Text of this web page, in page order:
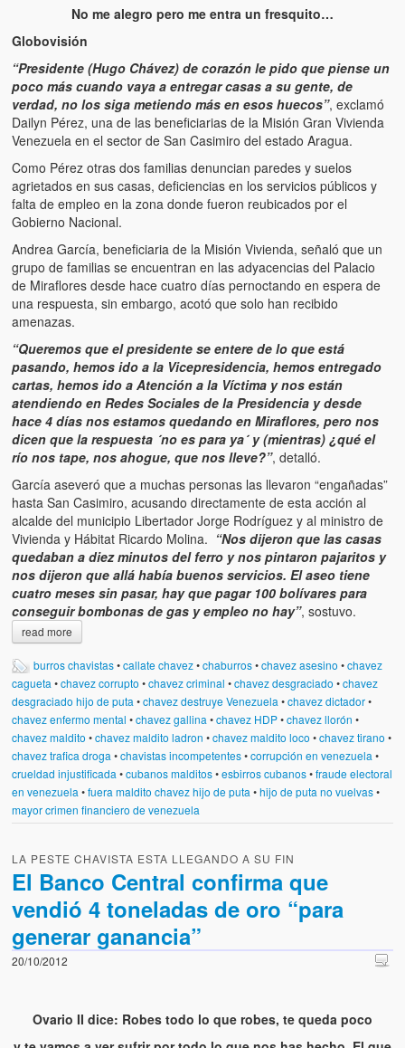
No me alegro pero me entra un fresquito…
Globovisión
“Presidente (Hugo Chávez) de corazón le pido que piense un
poco más cuando vaya a entregar casas a su gente, de
verdad, no los siga metiendo más en esos huecos”, exclamó
Dailyn Pérez, una de las beneficiarias de la Misión Gran Vivienda
Venezuela en el sector de San Casimiro del estado Aragua.
Como Pérez otras dos familias denuncian paredes y suelos
agrietados en sus casas, deficiencias en los servicios públicos y
falta de empleo en la zona donde fueron reubicados por el
Gobierno Nacional.
Andrea García, beneficiaria de la Misión Vivienda, señaló que un
grupo de familias se encuentran en las adyacencias del Palacio
de Miraflores desde hace cuatro días pernoctando en espera de
una respuesta, sin embargo, acotó que solo han recibido
amenazas.
“Queremos que el presidente se entere de lo que está
pasando, hemos ido a la Vicepresidencia, hemos entregado
cartas, hemos ido a Atención a la Víctima y nos están
atendiendo en Redes Sociales de la Presidencia y desde
hace 4 días nos estamos quedando en Miraflores, pero nos
dicen que la respuesta ´no es para ya´ y (mientras) ¿qué el
río nos tape, nos ahogue, que nos lleve?”, detalló.
García aseveró que a muchas personas las llevaron “engañadas”
hasta San Casimiro, acusando directamente de esta acción al
alcalde del municipio Libertador Jorge Rodríguez y al ministro de
Vivienda y Hábitat Ricardo Molina. “Nos dijeron que las casas
quedaban a diez minutos del ferro y nos pintaron pajaritos y
nos dijeron que allá había buenos servicios. El aseo tiene
cuatro meses sin pasar, hay que pagar 100 bolívares para
conseguir bombonas de gas y empleo no hay”, sostuvo.
read more
burros chavistas•callate chavez•chaburros•chavez asesino •chavez
cagueta •chavez corrupto •chavez criminal •chavez desgraciado •chavez
desgraciado hijo de puta •chavez destruye Venezuela •chavez dictador•
chavez enfermo mental •chavez gallina •chavez HDP•chavez llorón •
chavez maldito •chavez maldito ladron •chavez maldito loco •chavez tirano •
chavez trafica droga •chavistas incompetentes•corrupción en venezuela •
crueldad injustificada •cubanos malditos•esbirros cubanos•fraude electoral
en venezuela •fuera maldito chavez hijo de puta •hijo de puta no vuelvas•
mayor crimen financiero de venezuela
LA PESTE CHAVISTA ESTA LLEGANDO A SU FIN
El Banco Central confirma que
vendió 4 toneladas de oro “para
generar ganancia”
20/10/2012
Ovario II dice: Robes todo lo que robes, te queda poco